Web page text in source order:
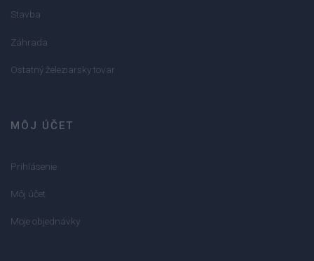
Stavba
Záhrada
Ostatný železiarsky tovar
MÔJ ÚČET
Prihlásenie
Môj účet
Moje objednávky